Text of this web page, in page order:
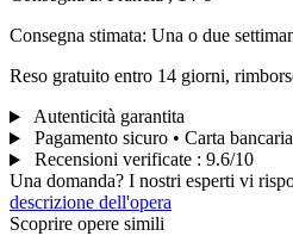
Consegna stimata: Una o due
Reso gratuito entro 14 giorni,
Autenticità garantita
Pagamento sicuro • Carta
Recensioni verificate : 9.6/10
Una domanda? I nostri esperti vi
descrizione dell'opera
Scoprire opere simili